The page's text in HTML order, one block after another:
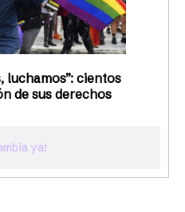
ya!
luchamos”: cientos
de sus derechos